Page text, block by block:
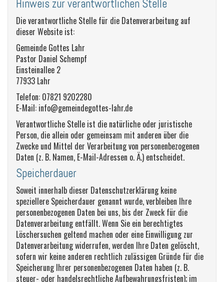
Hinweis zur verantwortlichen Stelle
Die verantwortliche Stelle für die Datenverarbeitung auf
dieser Website ist:
Gemeinde Gottes Lahr
Pastor Daniel Schempf
Einsteinallee 2
77933 Lahr
Telefon: 07821 9202280
E-Mail: info@gemeindegottes-lahr.de
Verantwortliche Stelle ist die natürliche oder juristische
Person, die allein oder gemeinsam mit anderen über die
Zwecke und Mittel der Verarbeitung von personenbezogenen
Daten (z. B. Namen, E-Mail-Adressen o. Ä.) entscheidet.
Speicherdauer
Soweit innerhalb dieser Datenschutzerklärung keine
speziellere Speicherdauer genannt wurde, verbleiben Ihre
personenbezogenen Daten bei uns, bis der Zweck für die
Datenverarbeitung entfällt. Wenn Sie ein berechtigtes
Löschersuchen geltend machen oder eine Einwilligung zur
Datenverarbeitung widerrufen, werden Ihre Daten gelöscht,
sofern wir keine anderen rechtlich zulässigen Gründe für die
Speicherung Ihrer personenbezogenen Daten haben (z. B.
steuer- oder handelsrechtliche Aufbewahrungsfristen); im